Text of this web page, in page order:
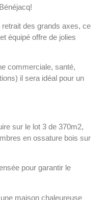
des grands axes, ce
équipé offre de jolies
commerciale, santé,
il sera idéal pour un
sur le lot 3 de 370m2,
en ossature bois sur
pour garantir le
maison chaleureuse